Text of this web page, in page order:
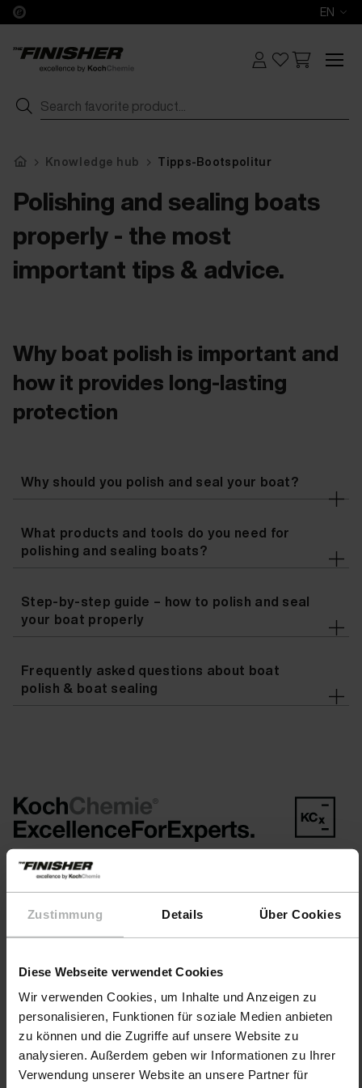
Zustimmung Details Über Cookies
Diese Webseite verwendet Cookies
Wir verwenden Cookies, um Inhalte und Anzeigen zu
personalisieren, Funktionen für soziale Medien anbieten
zu können und die Zugriffe auf unsere Website zu
analysieren. Außerdem geben wir Informationen zu Ihrer
Verwendung unserer Website an unsere Partner für
EN
Knowledge hub Tipps-Bootspolitur
Polishing and sealing boats
properly - the most
important tips & advice.
Why boat polish is important and
how it provides long-lasting
protection
Why should you polish and seal your boat?
What products and tools do you need for
polishing and sealing boats?
Step-by-step guide – how to polish and seal
your boat properly
Frequently asked questions about boat
polish & boat sealing
Products
BoatCare
COLOURLOCK LeatherCare
Accessories
Send in colour samples